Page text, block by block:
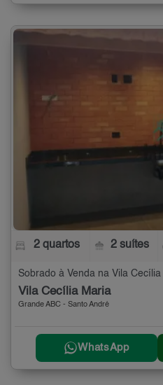
2 quartos 2 suítes
Sobrado à Venda na Vila
Vila Cecília Maria
Grande ABC - Santo André
WhatsApp